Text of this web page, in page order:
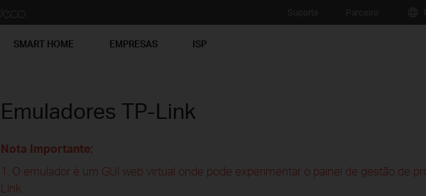
SMART HOME EMPRESAS ISP
Emuladores TP-Link
Nota Importante:
1. O emulador é um GUI web virtual onde pode experimentar o painel de gestão de
Link.